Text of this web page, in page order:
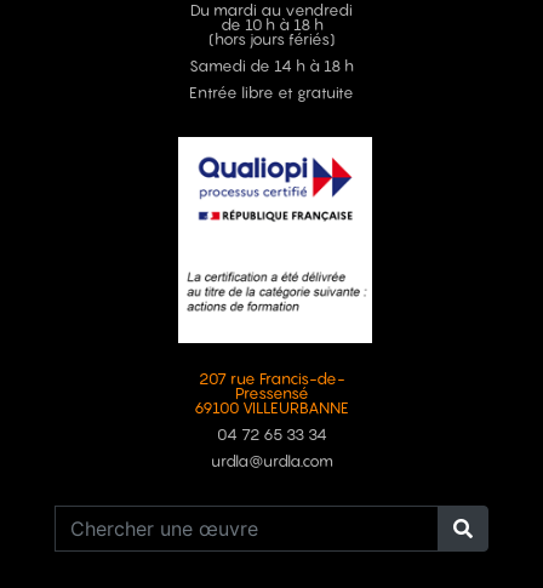
Du mardi au vendredi
de 10 h à 18 h
(hors jours fériés)
Samedi de 14 h à 18 h
Entrée libre et gratuite
207 rue Francis-de-
Pressensé
69100 VILLEURBANNE
04 72 65 33 34
urdla@urdla.com